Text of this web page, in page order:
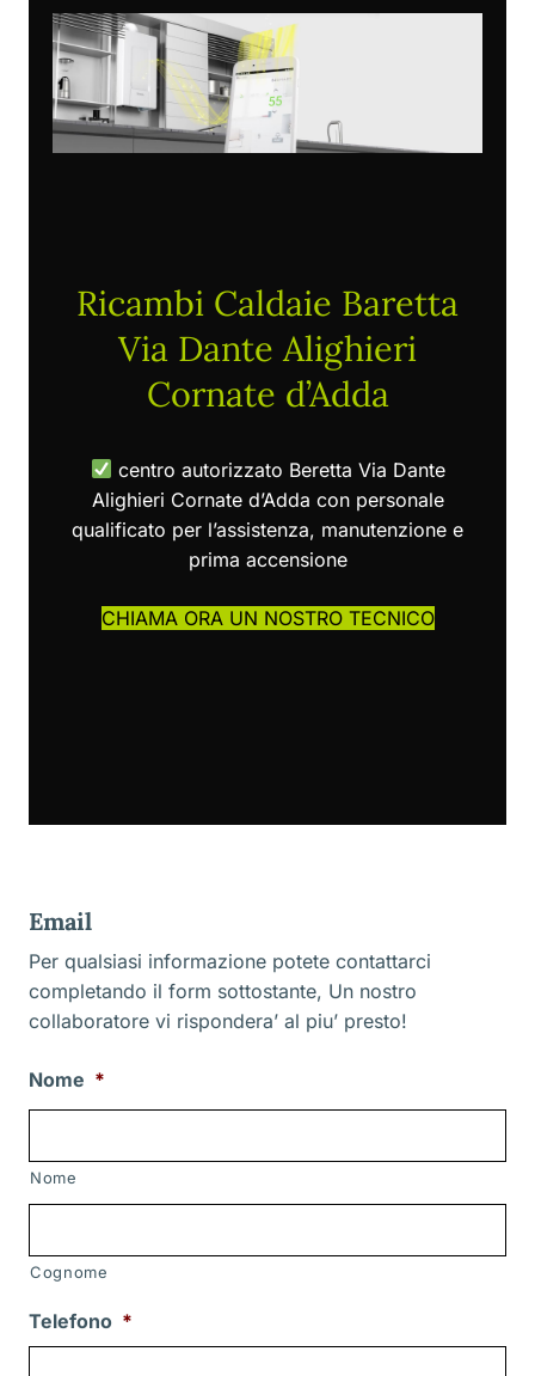
Ricambi Caldaie Baretta
Via Dante Alighieri
Cornate d’Adda
centro autorizzato Beretta Via Dante
Alighieri Cornate d’Adda con personale
qualificato per l’assistenza, manutenzione e
prima accensione
CHIAMA ORA UN NOSTRO TECNICO
Email
Per qualsiasi informazione potete contattarci
completando il form sottostante, Un nostro
collaboratore vi rispondera’ al piu’ presto!
Nome *
Nome
Cognome
Telefono *